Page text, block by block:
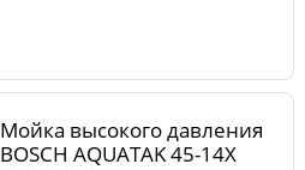
Мойка высокого давления
BOSCH AQUATAK 45-14X